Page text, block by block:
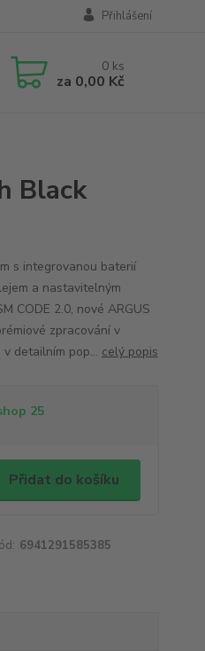
Přihlášení
0 ks
za 0,00 Kč
Black
s integrovanou baterií
a nastavitelným
CODE 2.0, nové ARGUS
zpracování v
detailním pop... celý popis
25
Přidat do košíku
6941291585385